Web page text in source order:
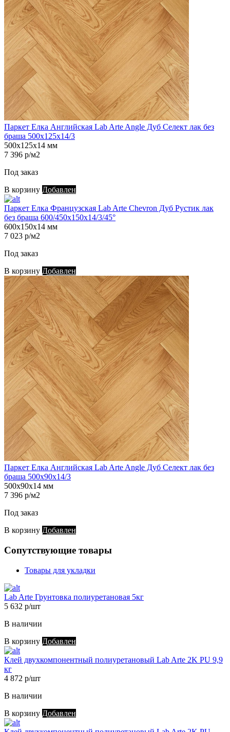
Паркет Елка Английская Lab Arte Angle Дуб Селект лак без
браша 500х125х14/3
500х125х14 мм
7 396 р/м2
Под заказ
В корзину Добавлен
Паркет Елка Французская Lab Arte Chevron Дуб Рустик лак
без браша 600/450х150х14/3/45°
600х150х14 мм
7 023 р/м2
Под заказ
В корзину Добавлен
Паркет Елка Английская Lab Arte Angle Дуб Селект лак без
браша 500х90х14/3
500х90х14 мм
7 396 р/м2
Под заказ
В корзину Добавлен
Сопутствующие товары
Товары для укладки
Lab Arte Грунтовка полиуретановая 5кг
5 632 р/шт
В наличии
В корзину Добавлен
Клей двухкомпонентный полиуретановый Lab Arte 2K PU 9,9
кг
4 872 р/шт
В наличии
В корзину Добавлен